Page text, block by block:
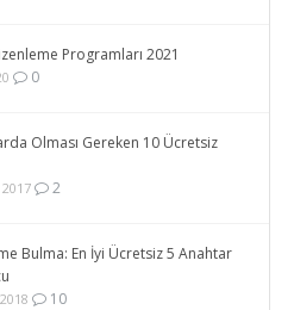
Programları 2021
0
Olması Gereken 10 Ücretsiz
2
Bulma: En İyi Ücretsiz 5 Anahtar
10